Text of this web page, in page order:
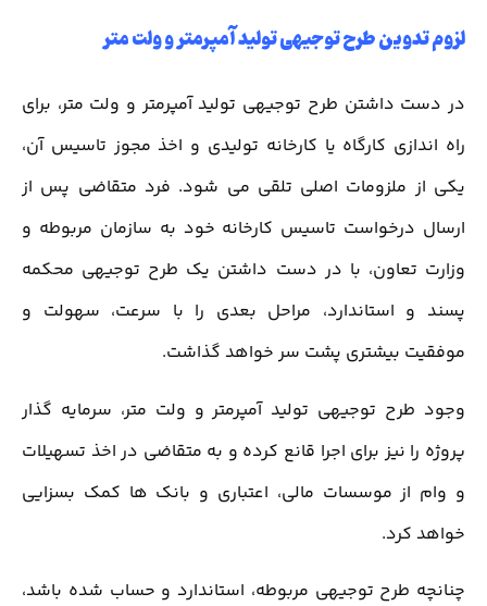
لزوم تدوین طرح توجیهی تولید آمپرمتر و ولت متر
در دست داشتن طرح توجیهی تولید آمپرمتر و ولت متر، برای
راه اندازی کارگاه یا کارخانه تولیدی و اخذ مجوز تاسیس آن،
یکی از ملزومات اصلی تلقی می شود. فرد متقاضی پس از
ارسال درخواست تاسیس کارخانه خود به سازمان مربوطه و
وزارت تعاون، با در دست داشتن یک طرح توجیهی محکمه
پسند و استاندارد، مراحل بعدی را با سرعت، سهولت و
موفقیت بیشتری پشت سر خواهد گذاشت.
وجود طرح توجیهی تولید آمپرمتر و ولت متر، سرمایه گذار
پروژه را نیز برای اجرا قانع کرده و به متقاضی در اخذ تسهیلات
و وام از موسسات مالی، اعتباری و بانک ها کمک بسزایی
خواهد کرد.
چنانچه طرح توجیهی مربوطه، استاندارد و حساب شده باشد،